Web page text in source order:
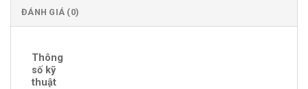
ĐÁNH GIÁ (0)
Thông
số kỹ
thuật